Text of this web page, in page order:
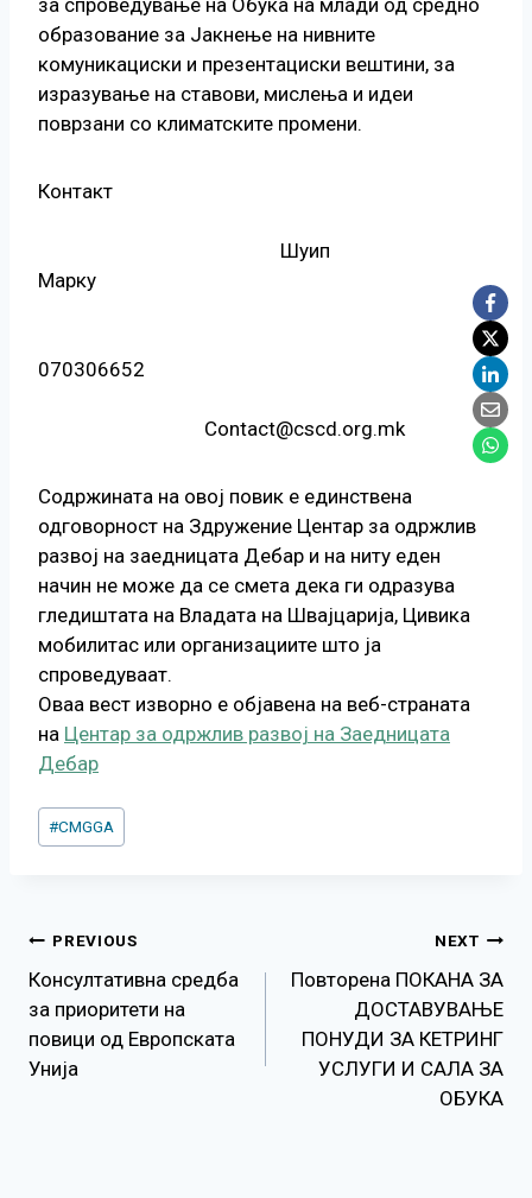
за спроведување на Обука на млади од средно
образование за Јакнење на нивните
комуникациски и презентациски вештини, за
изразување на ставови, мислења и идеи
поврзани со климатските промени.
Контакт
Шуип
Марку
070306652
Contact@cscd.org.mk
Содржината на овој повик е единствена
одговорност на Здружение Центар за одржлив
развој на заедницата Дебар и на ниту еден
начин не може да се смета дека ги одразува
гледиштата на Владата на Швајцарија, Цивика
мобилитас или организациите што ја
спроведуваат.
Оваа вест изворно е објавена на веб-страната
на Центар за одржлив развој на Заедницата
Дебар
Post
Tags:
#CMGGA
Навигација
на
напис
PREVIOUS
Консултативна средба
за приоритети на
повици од Европската
Унија
NEXT
Повторена ПОКАНА ЗА
ДОСТАВУВАЊЕ
ПОНУДИ ЗА КЕТРИНГ
УСЛУГИ И САЛА ЗА
ОБУКА